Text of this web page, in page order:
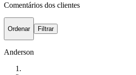
Comentários dos clientes
Ordenar Filtrar
Anderson